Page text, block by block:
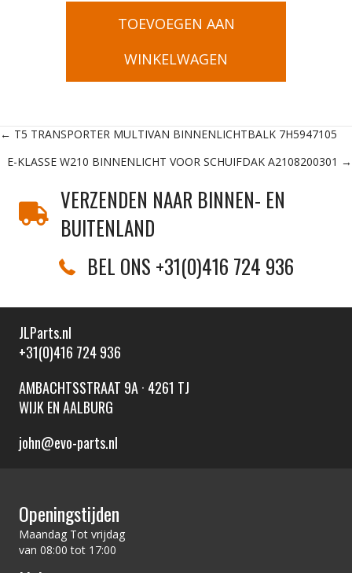
TOEVOEGEN AAN
WINKELWAGEN
Posts
navigation
← T5 TRANSPORTER MULTIVAN BINNENLICHTBALK 7H5947105
E-KLASSE W210 BINNENLICHT VOOR SCHUIFDAK A2108200301 →
VERZENDEN NAAR BINNEN- EN
BUITENLAND
BEL ONS +31(0)416 724 936
JLParts.nl
+31(0)416 724 936
AMBACHTSSTRAAT 9A · 4261 TJ
WIJK EN AALBURG
john@evo-parts.nl
Openingstijden
Maandag Tot vrijdag
van 08:00 tot 17:00